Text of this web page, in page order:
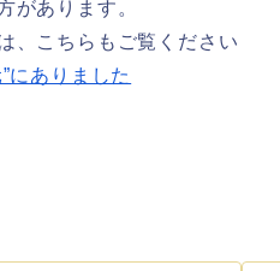
があります。
、こちらもご覧ください
にありました